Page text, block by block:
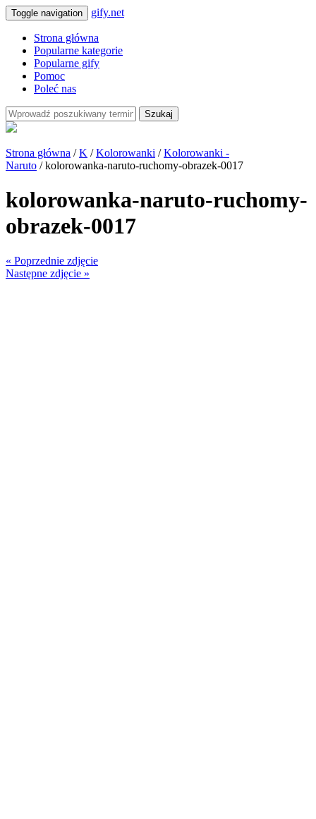
Toggle navigation gify.net
Strona główna
Popularne kategorie
Popularne gify
Pomoc
Poleć nas
Szukaj
Strona główna /K /Kolorowanki /Kolorowanki -
Naruto / kolorowanka-naruto-ruchomy-obrazek-0017
kolorowanka-naruto-ruchomy-
obrazek-0017
« Poprzednie zdjęcie
Następne zdjęcie »